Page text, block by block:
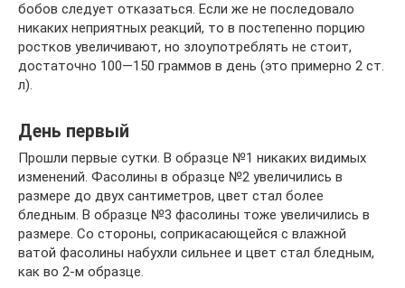
бобов следует отказаться. Если же не последовало
никаких неприятных реакций, то в постепенно порцию
ростков увеличивают, но злоупотреблять не стоит,
достаточно 100—150 граммов в день (это примерно 2 ст.
л).
День первый
Прошли первые сутки. В образце №1 никаких видимых
изменений. Фасолины в образце №2 увеличились в
размере до двух сантиметров, цвет стал более
бледным. В образце №3 фасолины тоже увеличились в
размере. Со стороны, соприкасающейся с влажной
ватой фасолины набухли сильнее и цвет стал бледным,
как во 2-м образце.